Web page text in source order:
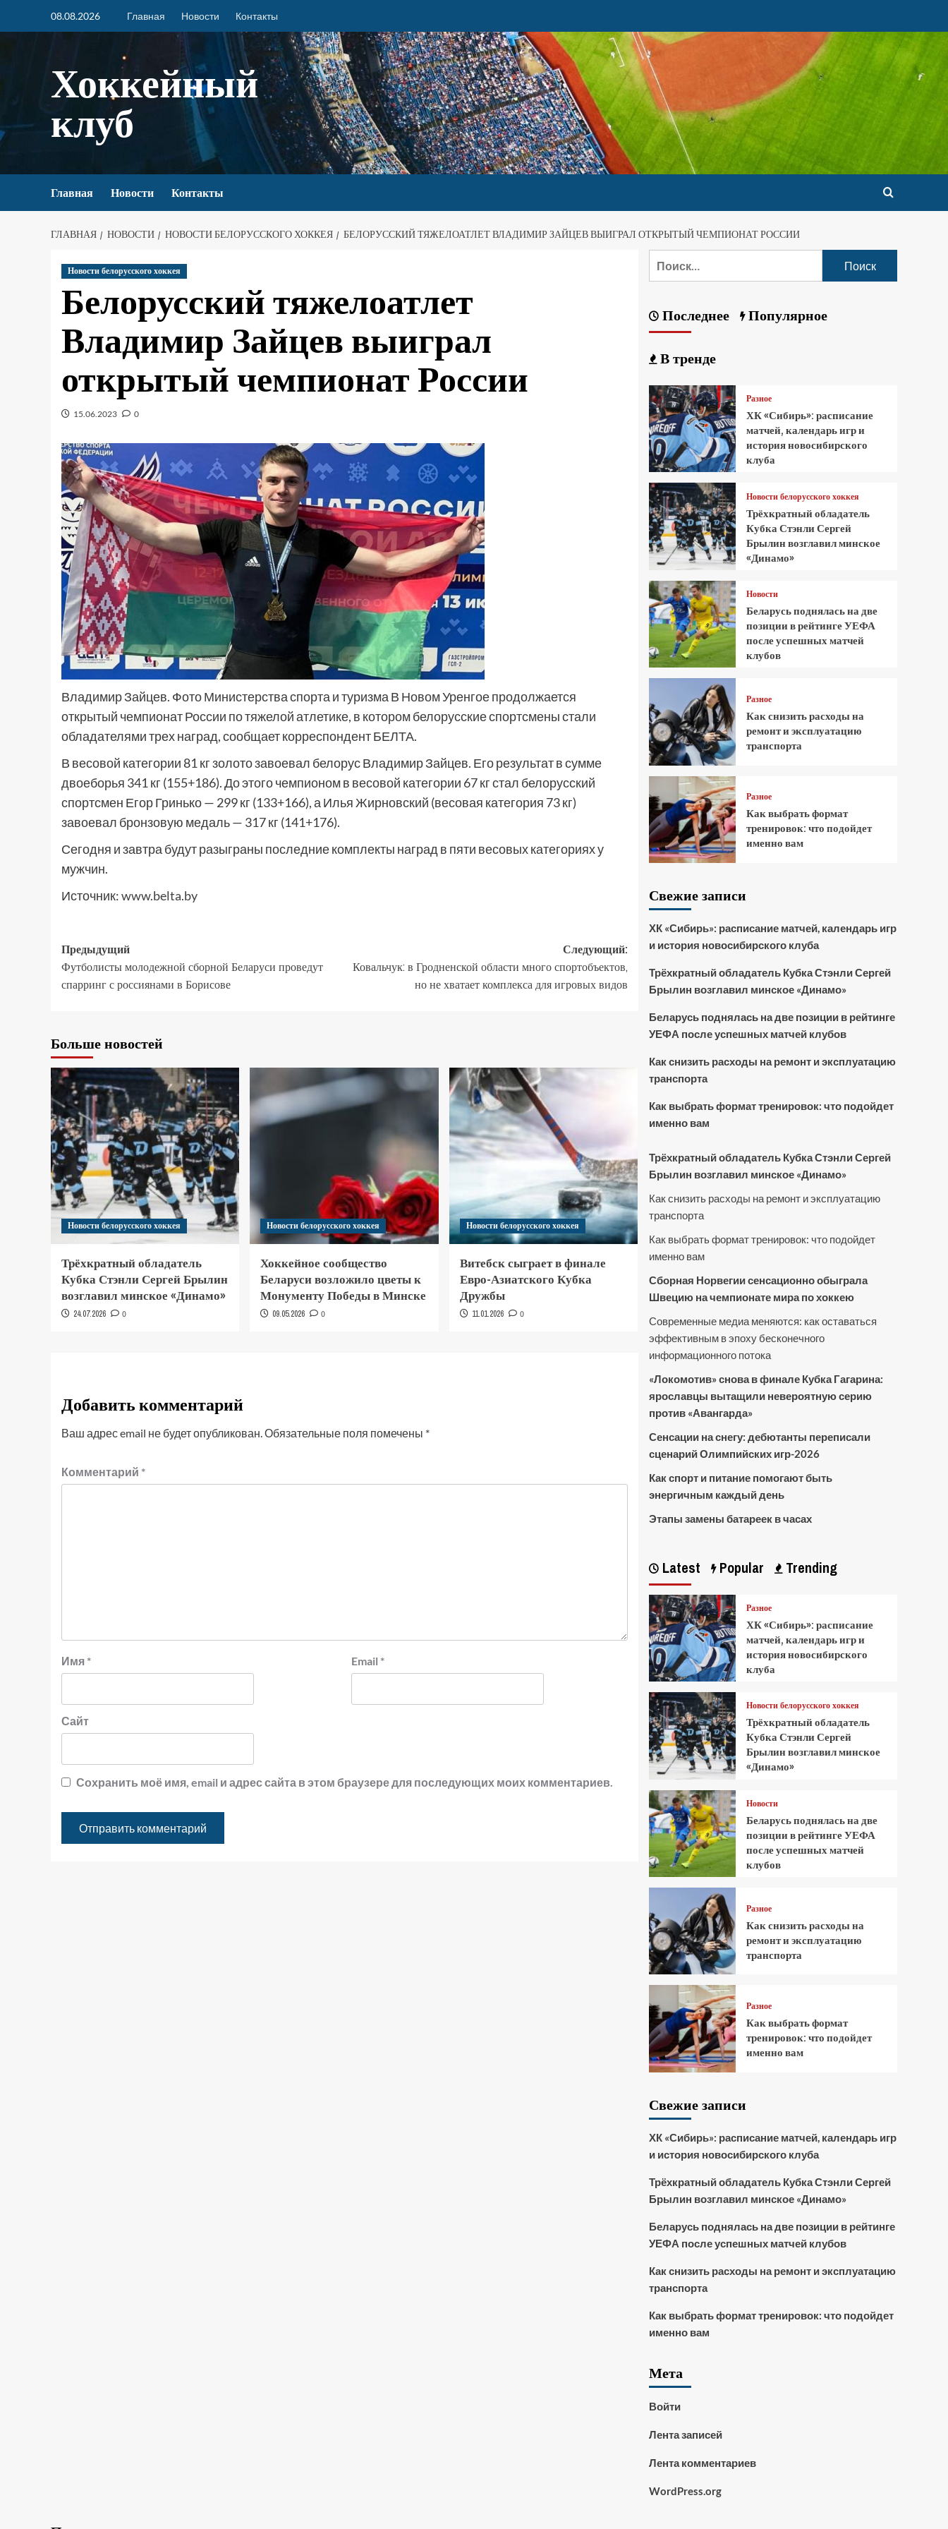
08.08.2026 Главная Новости Контакты
Хоккейный
клуб
Главная Новости Контакты
ГЛАВНАЯ НОВОСТИ НОВОСТИ БЕЛОРУССКОГО ХОККЕЯ БЕЛОРУССКИЙ ТЯЖЕЛОАТЛЕТ ВЛАДИМИР ЗАЙЦЕВ ВЫИГРАЛ ОТКРЫТЫЙ ЧЕМПИОНАТ РОССИИ
Новости белорусского хоккея
Белорусский тяжелоатлет
Владимир Зайцев выиграл
открытый чемпионат России
15.06.2023 0
Владимир Зайцев. Фото Министерства спорта и туризма В Новом Уренгое продолжается
открытый чемпионат России по тяжелой атлетике, в котором белорусские спортсмены стали
обладателями трех наград, сообщает корреспондент БЕЛТА.
В весовой категории 81 кг золото завоевал белорус Владимир Зайцев. Его результат в сумме
двоеборья 341 кг (155+186). До этого чемпионом в весовой категории 67 кг стал белорусский
спортсмен Егор Гринько — 299 кг (133+166), а Илья Жирновский (весовая категория 73 кг)
завоевал бронзовую медаль — 317 кг (141+176).
Сегодня и завтра будут разыграны последние комплекты наград в пяти весовых категориях у
мужчин.
Источник:www.belta.by
Предыдущий
Футболисты молодежной сборной Беларуси проведут
спарринг с россиянами в Борисове
Следующий:
Ковальчук: в Гродненской области много спортобъектов,
но не хватает комплекса для игровых видов
Больше новостей
Новости белорусского хоккея
Трёхкратный обладатель
Кубка Стэнли Сергей Брылин
возглавил минское «Динамо»
24.07.2026 0
Новости белорусского хоккея
Хоккейное сообщество
Беларуси возложило цветы к
Монументу Победы в Минске
09.05.2026 0
Новости белорусского хоккея
Витебск сыграет в финале
Евро-Азиатского Кубка
Дружбы
11.01.2026 0
Добавить комментарий
Ваш адрес email не будет опубликован.Обязательные поля помечены *
Комментарий *
Имя * Email *
Сайт
Сохранить моё имя, email и адрес сайта в этом браузере для последующих моих комментариев.
Последнее Популярное
В тренде
Разное
ХК «Сибирь»: расписание
матчей, календарь игр и
история новосибирского
клуба
Новости белорусского хоккея
Трёхкратный обладатель
Кубка Стэнли Сергей
Брылин возглавил минское
«Динамо»
Новости
Беларусь поднялась на две
позиции в рейтинге УЕФА
после успешных матчей
клубов
Разное
Как снизить расходы на
ремонт и эксплуатацию
транспорта
Разное
Как выбрать формат
тренировок: что подойдет
именно вам
Свежие записи
ХК «Сибирь»: расписание матчей, календарь игр
и история новосибирского клуба
Трёхкратный обладатель Кубка Стэнли Сергей
Брылин возглавил минское «Динамо»
Беларусь поднялась на две позиции в рейтинге
УЕФА после успешных матчей клубов
Как снизить расходы на ремонт и эксплуатацию
транспорта
Как выбрать формат тренировок: что подойдет
именно вам
Трёхкратный обладатель Кубка Стэнли Сергей
Брылин возглавил минское «Динамо»
Как снизить расходы на ремонт и эксплуатацию
транспорта
Как выбрать формат тренировок: что подойдет
именно вам
Сборная Норвегии сенсационно обыграла
Швецию на чемпионате мира по хоккею
Современные медиа меняются: как оставаться
эффективным в эпоху бесконечного
информационного потока
«Локомотив» снова в финале Кубка Гагарина:
ярославцы вытащили невероятную серию
против «Авангарда»
Сенсации на снегу: дебютанты переписали
сценарий Олимпийских игр-2026
Как спорт и питание помогают быть
энергичным каждый день
Этапы замены батареек в часах
Latest Popular Trending
Разное
ХК «Сибирь»: расписание
матчей, календарь игр и
история новосибирского
клуба
Новости белорусского хоккея
Трёхкратный обладатель
Кубка Стэнли Сергей
Брылин возглавил минское
«Динамо»
Новости
Беларусь поднялась на две
позиции в рейтинге УЕФА
после успешных матчей
клубов
Разное
Как снизить расходы на
ремонт и эксплуатацию
транспорта
Разное
Как выбрать формат
тренировок: что подойдет
именно вам
Свежие записи
ХК «Сибирь»: расписание матчей, календарь игр
и история новосибирского клуба
Трёхкратный обладатель Кубка Стэнли Сергей
Брылин возглавил минское «Динамо»
Беларусь поднялась на две позиции в рейтинге
УЕФА после успешных матчей клубов
Как снизить расходы на ремонт и эксплуатацию
транспорта
Как выбрать формат тренировок: что подойдет
именно вам
Мета
Войти
Лента записей
Лента комментариев
WordPress.org